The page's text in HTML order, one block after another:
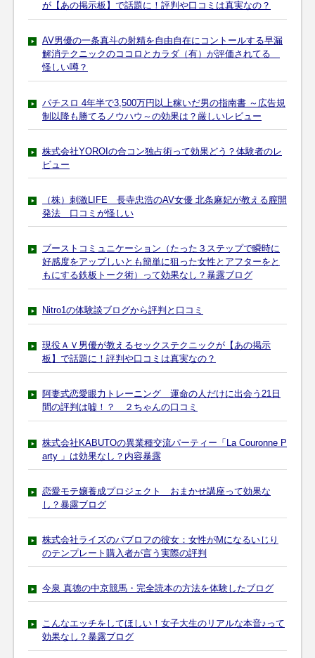
が【あの掲示板】で話題に！評判や口コミは真実なの？
AV男優の一条真斗の射精を自由自在にコントールする早漏
解消テクニックのココロとカラダ（有）が評価されてる
怪しい噂？
パチスロ 4年半で3,500万円以上稼いだ男の指南書 ～広告規
制以降も勝てるノウハウ～の効果は？厳しいレビュー
株式会社YOROIの合コン独占術って効果どう？体験者のレ
ビュー
（株）刺激LIFE 長寺忠浩のAV女優 北条麻妃が教える膣開
発法 口コミが怪しい
ブーストコミュニケーション（たった３ステップで瞬時に
好感度をアップしいとも簡単に狙った女性とアフターをと
もにする鉄板トーク術）って効果なし？暴露ブログ
Nitro1の体験談ブログから評判と口コミ
現役ＡＶ男優が教えるセックステクニックが【あの掲示
板】で話題に！評判や口コミは真実なの？
阿妻式恋愛眼力トレーニング 運命の人だけに出会う21日
間の評判は嘘！？ ２ちゃんの口コミ
株式会社KABUTOの異業種交流パーティー「La Couronne P
arty 」は効果なし？内容暴露
恋愛モテ嬢養成プロジェクト おまかせ講座って効果な
し？暴露ブログ
株式会社ライズのパブロフの彼女：女性がMになるいじり
のテンプレート購入者が言う実際の評判
今泉 真徳の中京競馬・完全読本の方法を体験したブログ
こんなエッチをしてほしい！女子大生のリアルな本音♪って
効果なし？暴露ブログ